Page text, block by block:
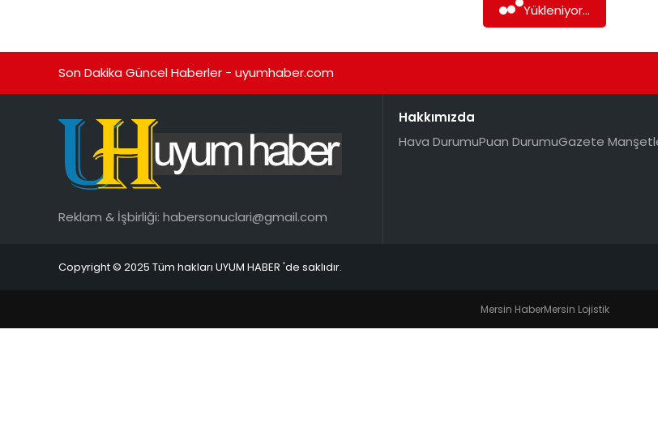
Yükleniyor...
Son Dakika Güncel Haberler - uyumhaber.com
Reklam & İşbirliği: habersonuclari@gmail.com
Hakkımızda
Hava DurumuPuan DurumuGazete
Copyright © 2025 Tüm hakları UYUM HABER 'de saklıdır.
Mersin HaberMersin Lojistik